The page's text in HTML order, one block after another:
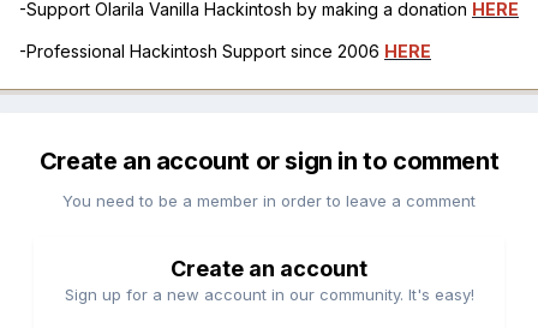
-Support Olarila Vanilla Hackintosh by making a donation HERE
-Professional Hackintosh Support since 2006 HERE
Create an account or sign in to comment
You need to be a member in order to leave a comment
Create an account
Sign up for a new account in our community. It's easy!